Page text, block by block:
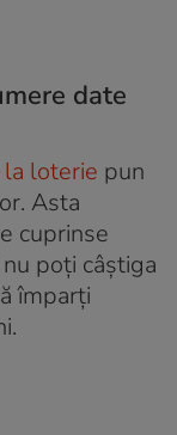
date
la loterie pun
Asta
cuprinse
poți câștiga
împarți